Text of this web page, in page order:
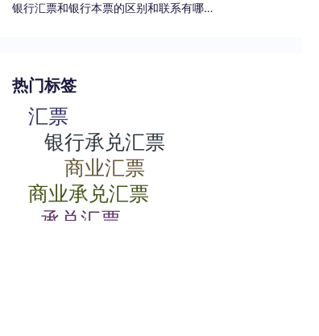
银行汇票和银行本票的区别和联系有哪些（一文读懂支票、本票和汇票的区别）
热门标签
汇票
银行承兑汇票
商业汇票
商业承兑汇票
承兑汇票